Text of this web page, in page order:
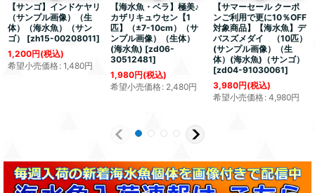
【サンゴ】インドケヤリ
（サンプル画像）（生
体）（海水魚）（サン
ゴ）
[zh15-00208011]
1,200円(税込)
希望小売価格: 1,480円
【海水魚・ベラ】極美♪
カザリキュウセン【1
匹】（±7-10cm）（サ
ンプル画像）（生体）
(海水魚) [zd06-
30512481]
1,980円(税込)
希望小売価格: 2,480円
【サマーセール クーポ
ンご利用で更に10％OFF
対象商品】【海水魚】デ
バスズメダイ （10匹）
(サンプル画像）（生
体）(海水魚)（サンゴ）
[zd04-91030061]
3,980円(税込)
希望小売価格: 4,980円